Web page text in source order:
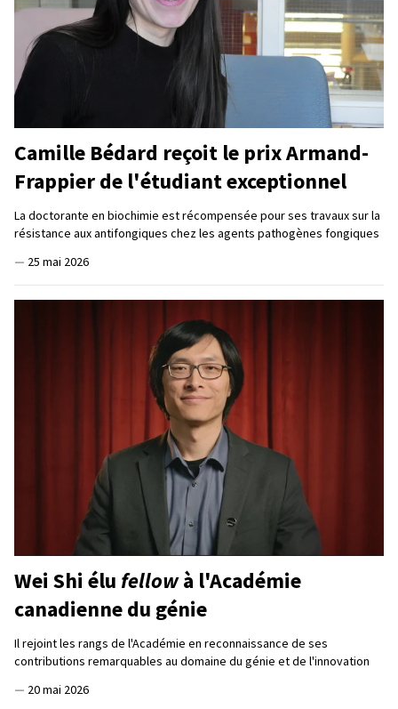
Camille Bédard reçoit le prix Armand-
Frappier de l'étudiant exceptionnel
La doctorante en biochimie est récompensée pour ses travaux sur la
résistance aux antifongiques chez les agents pathogènes fongiques
— 25 mai 2026
Wei Shi élu fellowà l'Académie
canadienne du génie
Il rejoint les rangs de l'Académie en reconnaissance de ses
contributions remarquables au domaine du génie et de l'innovation
— 20 mai 2026